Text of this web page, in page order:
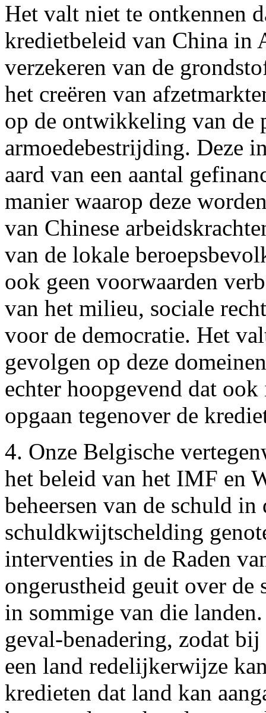
Het valt niet te ontkennen
kredietbeleid van China in
verzekeren van de
het creëren van
op de ontwikkeling van de
armoedebestrijding. Deze
aard van een aantal
manier waarop deze
van Chinese
van de lokale
ook geen voorwaarden
van het milieu, sociale
voor de democratie. Het
gevolgen op deze
echter hoopgevend dat
opgaan tegenover de
4. Onze Belgische
het beleid van het IMF en
beheersen van de schuld
schuldkwijtschelding
interventies in de Raden
ongerustheid geuit over de
in sommige van die
geval-benadering, zodat
een land redelijkerwijze
kredieten dat land kan